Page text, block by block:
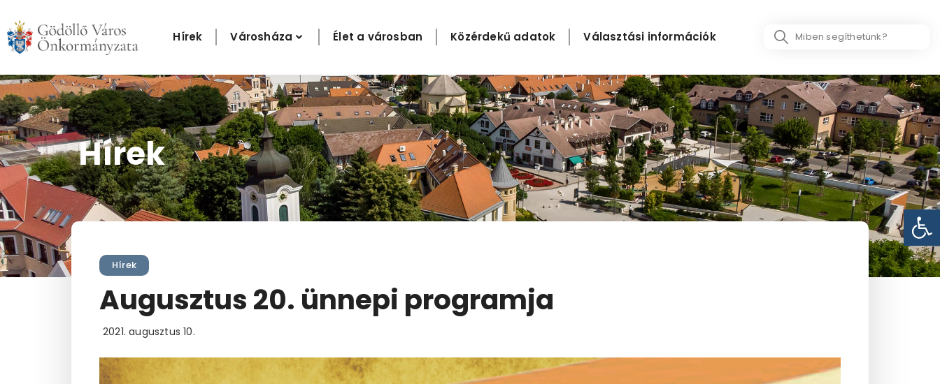
content
Hírek Városháza Élet a városban Közérdekű adatok Választási információk
Search
Hírek
Hírek
Augusztus 20. ünnepi programja
2021. augusztus 10.